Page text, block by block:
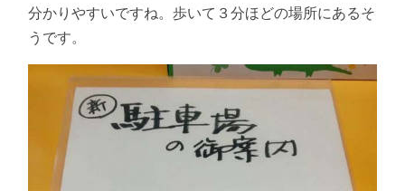
分かりやすいですね。歩いて３分ほどの場所にあるそ
うです。